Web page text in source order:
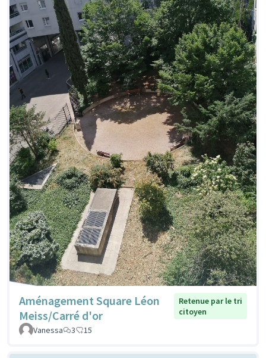
Aménagement Square Léon
Meiss/Carré d'or
Retenue par le tri
citoyen
Vanessa
3 15